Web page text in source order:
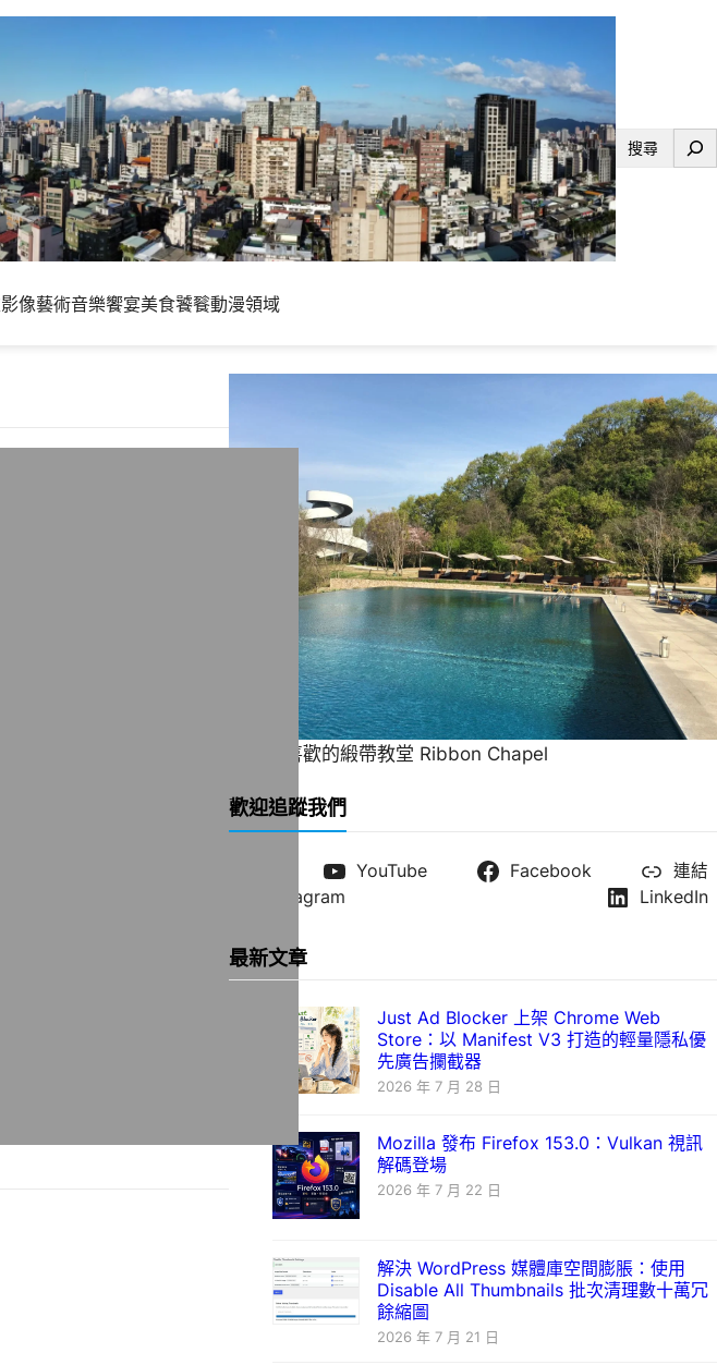
搜
影像藝術音樂饗宴美食饕餮動漫領域
一直很喜歡的緞帶教堂 Ribbon Chapel
歡迎追蹤我們
YouTube Facebook
連結
Instagram
LinkedIn
最新文章
Just Ad Blocker 上架 Chrome Web
Store：以 Manifest V3 打造的輕量隱私優
先廣告攔截器
2026 年 7 月 28 日
Mozilla 發布 Firefox 153.0：Vulkan 視訊
解碼登場
2026 年 7 月 22 日
解決 WordPress 媒體庫空間膨脹：使用
Disable All Thumbnails 批次清理數十萬冗
餘縮圖
2026 年 7 月 21 日